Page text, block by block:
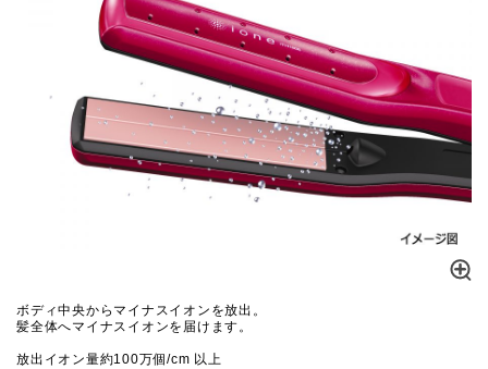
ボディ中央からマイナスイオンを放出。
髪全体へマイナスイオンを届けます。
放出イオン量約100万個/cm 以上